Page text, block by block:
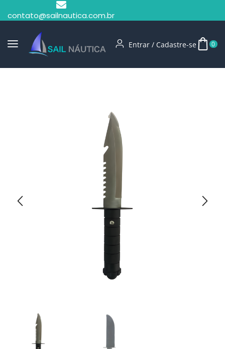
contato@sailnautica.com.br
Entrar / Cadastre-se 0